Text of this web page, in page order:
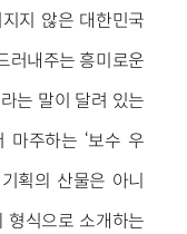
지 않은 대한민국
러내주는 흥미로운
는 말이 달려 있는
마주하는 ‘보수 우
획의 산물은 아니
식으로 소개하는